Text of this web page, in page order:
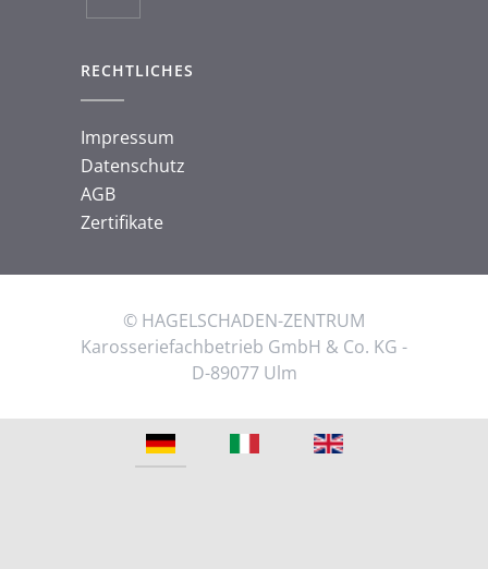
RECHTLICHES
Impressum
Datenschutz
AGB
Zertifikate
© HAGELSCHADEN-ZENTRUM
Karosseriefachbetrieb GmbH & Co. KG -
D-89077 Ulm